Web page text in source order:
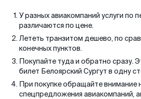
У разных авиакомпаний услуги по
различаются по цене.
Лететь транзитом дешево, по
конечных пунктов.
Покупайте туда и обратно сразу.
билет Белоярский Сургут в одну
При покупке обращайте внимание
спецпредложения авиакомпаний,